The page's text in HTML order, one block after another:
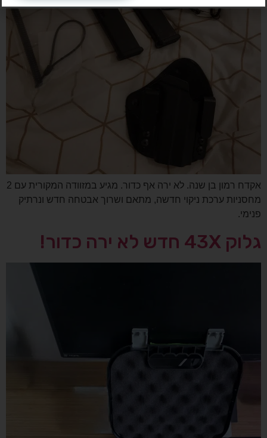
אקדח רמון בן שנה. לא ירה אף כדור. מגיע במזוודה המקורית עם 2
מחסניות ערכת ניקוי חדשה, מתאם ושרוך אבטחה חדש ונרתיק
פנימי.
גלוק 43X חדש לא ירה כדור!